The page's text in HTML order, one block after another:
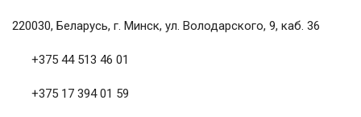
220030, Беларусь, г. Минск, ул. Володарского, 9, каб. 36
+375 44 513 46 01
+375 17 394 01 59